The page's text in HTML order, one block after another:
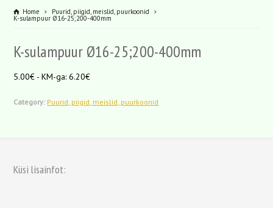
Home Puurid, piigid, meislid, puurkoonid
K-sulampuur Ø16-25;200-400mm
K-sulampuur Ø16-25;200-400mm
5.00€ - KM-ga: 6.20€
Category: Puurid, piigid, meislid, puurkoonid
Küsi lisainfot: